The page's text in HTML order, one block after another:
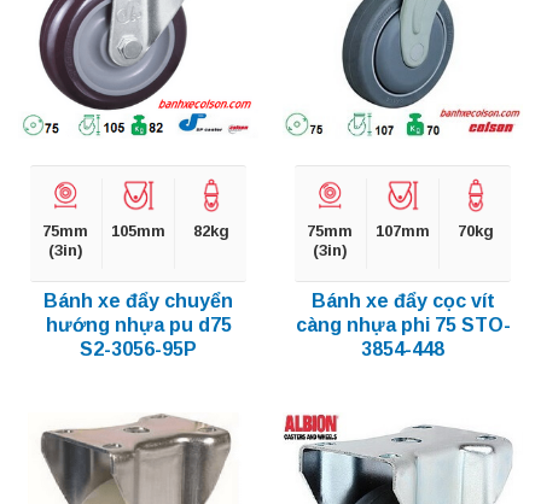
75mm
(3in)
105mm 82kg
Bánh xe đẩy chuyển
hướng nhựa pu d75
S2-3056-95P
75mm
(3in)
107mm 70kg
Bánh xe đẩy cọc vít
càng nhựa phi 75 STO-
3854-448